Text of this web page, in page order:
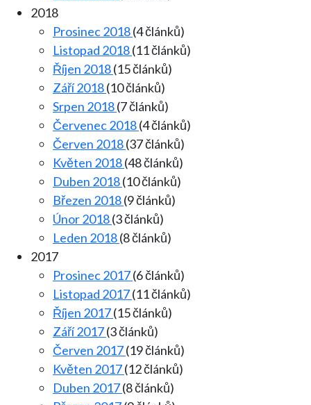
2018
Prosinec 2018(4 článků)
Listopad 2018(11 článků)
Říjen 2018(15 článků)
Září 2018(10 článků)
Srpen 2018(7 článků)
Červenec 2018(4 článků)
Červen 2018(37 článků)
Květen 2018(48 článků)
Duben 2018(10 článků)
Březen 2018(9 článků)
Únor 2018(3 článků)
Leden 2018(8 článků)
2017
Prosinec 2017(6 článků)
Listopad 2017(11 článků)
Říjen 2017(15 článků)
Září 2017(3 článků)
Červen 2017(19 článků)
Květen 2017(12 článků)
Duben 2017(8 článků)